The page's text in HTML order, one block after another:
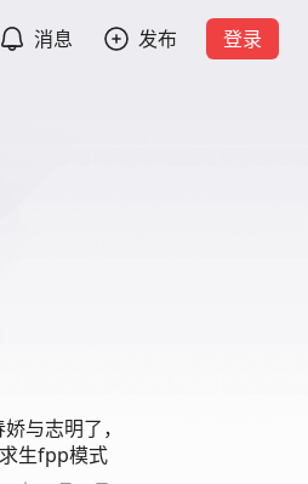
消息 发布 登录
与志明了，
生fpp模式